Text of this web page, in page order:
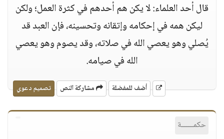
قال أحد العلماء: لا يكن هم أحدهم في كثرة العمل؛ ولكن
ليكن همه في إحكامه وإتقانه وتحسينه، فإن العبد قد
يُصلي وهو يعصي الله في صلاته، وقد يصوم وهو يعصي
الله في صيامه.
أضف للمفضلة مشاركة النص تصميم دعوي
حكمــــــة